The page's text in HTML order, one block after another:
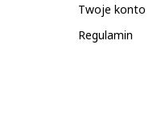
Twoje konto
Regulamin